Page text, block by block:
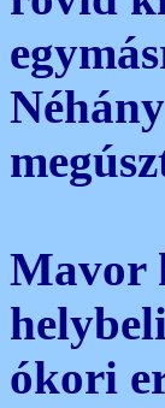
Mavor
ókori